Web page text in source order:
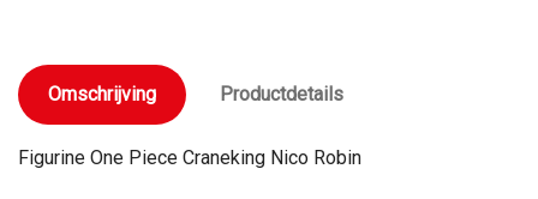
Omschrijving Productdetails
Figurine One Piece Craneking Nico Robin